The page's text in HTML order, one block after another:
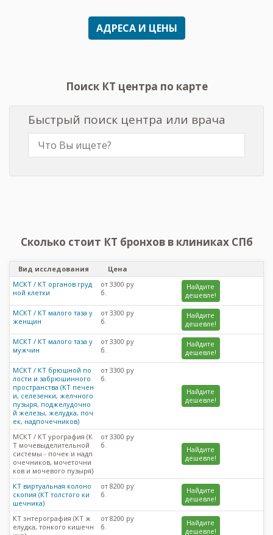
АДРЕСА И ЦЕНЫ
Поиск КТ центра по карте
Быстрый поиск центра или врача
Сколько стоит КТ бронхов в клиниках СПб
Вид исследования
Цена
МСКТ / КТ органов груд
ной клетки
от 3300 ру
б.
Найдите
дешевле!
МСКТ / КТ малого таза у
женщин
от 3300 ру
б.
Найдите
дешевле!
МСКТ / КТ малого таза у
мужчин
от 3300 ру
б.
Найдите
дешевле!
МСКТ / КТ брюшной по
лости и забрюшинного
пространства (КТ печен
и, селезенки, желчного
пузыря, поджелудочно
й железы, желудка, поч
ек, надпочечников)
от 3300 ру
б.
Найдите
дешевле!
МСКТ / КТ урография (К
Т мочевыделительной
системы - почек и надп
очечников, мочеточни
ков и мочевого пузыря)
от 3300 ру
б.
Найдите
дешевле!
КТ виртуальная колоно
скопия (КТ толстого ки
шечника)
от 8200 ру
б.
Найдите
дешевле!
КТ энтерография (КТ ж
елудка, тонкого кишечн
от 8200 ру
б.
Найдите
дешевле!